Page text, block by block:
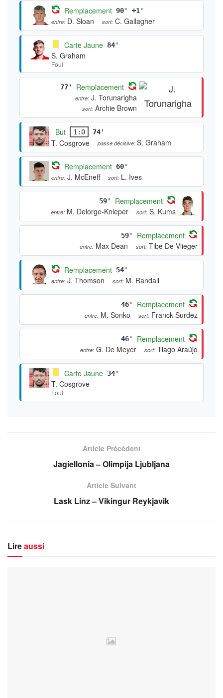
Remplacement 90' +1'
entre: D. Sloan sort: C. Gallagher
Carte Jaune 84'
S. Graham
Foul
77' Remplacement
entre: J. Torunarigha
sort: Archie Brown
But 1:0 74'
T. Cosgrove passe décisive:S. Graham
Remplacement 60'
entre: J. McEneff sort: L. Ives
59' Remplacement
entre: M. Delorge-Knieper sort: S. Kums
59' Remplacement
entre: Max Dean sort: Tibe De Vlieger
Remplacement 54'
entre: J. Thomson sort: M. Randall
46' Remplacement
entre: M. Sonko sort: Franck Surdez
46' Remplacement
entre: G. De Meyer sort: Tiago Araújo
Carte Jaune 34'
T. Cosgrove
Foul
Article Précédent
Jagiellonia – Olimpija Ljubljana
Article Suivant
Lask Linz – Vikingur Reykjavik
Lireaussi